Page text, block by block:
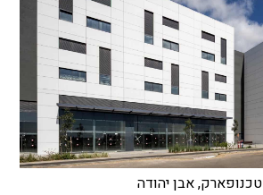
טכנופארק, אבן יהודה